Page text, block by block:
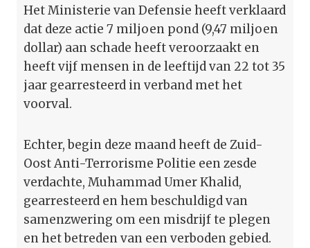
Het Ministerie van Defensie heeft verklaard
dat deze actie 7 miljoen pond (9,47 miljoen
dollar) aan schade heeft veroorzaakt en
heeft vijf mensen in de leeftijd van 22 tot 35
jaar gearresteerd in verband met het
voorval.
Echter, begin deze maand heeft de Zuid-
Oost Anti-Terrorisme Politie een zesde
verdachte, Muhammad Umer Khalid,
gearresteerd en hem beschuldigd van
samenzwering om een misdrijf te plegen
en het betreden van een verboden gebied.